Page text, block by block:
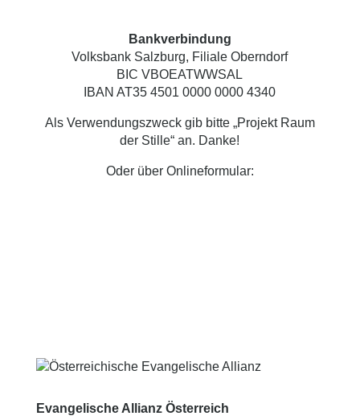
Bankverbindung
Volksbank Salzburg, Filiale Oberndorf
BIC VBOEATWWSAL
IBAN AT35 4501 0000 0000 4340
Als Verwendungszweck gib bitte „Projekt Raum
der Stille“ an. Danke!
Oder über Onlineformular:
Evangelische Allianz Österreich